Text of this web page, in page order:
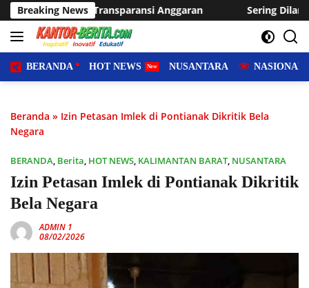
Langsung
ke
konten
Breaking News
Anggaran Sering Dilanda Genangan, Desa
BERANDA HOT NEWS NUSANTARA NASIONAL
Beranda » Izin Petasan Imlek di Pontianak Dikritik Bela
Negara
BERANDA, Berita, HOT NEWS, KALIMANTAN BARAT, NUSANTARA
Izin Petasan Imlek di Pontianak Dikritik
Bela Negara
ADMIN 1
08/02/2026